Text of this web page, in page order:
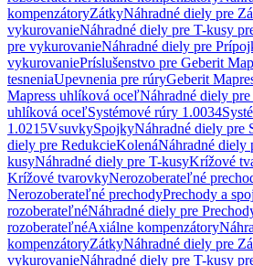
kompenzátoryZátkyNáhradné diely pre
vykurovanieNáhradné diely pre T-kusy
pre vykurovanieNáhradné diely pre
vykurovaniePríslušenstvo pre Geberit
tesneniaUpevnenia pre rúryGeberit
Mapress uhlíková oceľNáhradné diely
uhlíková oceľSystémové rúry 1.0034
1.0215VsuvkySpojkyNáhradné diely pre
diely pre RedukcieKolenáNáhradné diely
kusyNáhradné diely pre T-kusyKrížové
Krížové tvarovkyNerozoberateľné
Nerozoberateľné prechodyPrechody a
rozoberateľnéNáhradné diely pre
rozoberateľnéAxiálne kompenzátory
kompenzátoryZátkyNáhradné diely pre
vykurovanieNáhradné diely pre T-kusy